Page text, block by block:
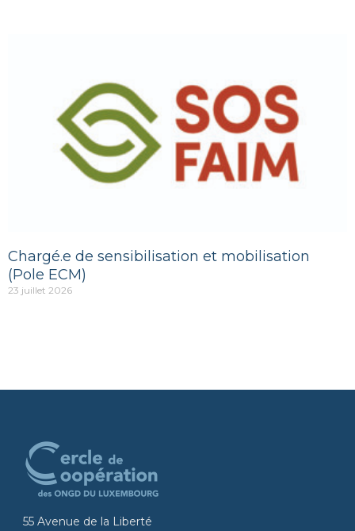
Chargé.e de sensibilisation et mobilisation
(Pole ECM)
23 juillet 2026
55 Avenue de la Liberté